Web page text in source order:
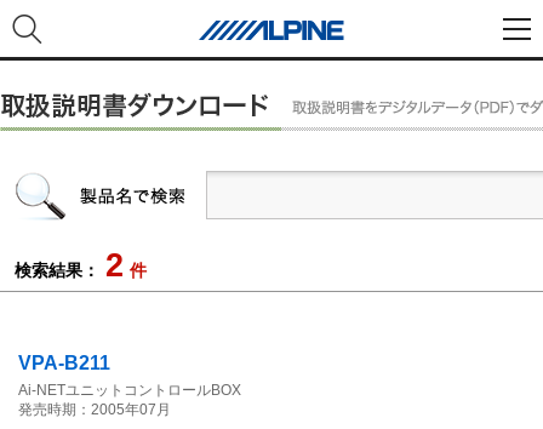
検索結果： 2 件
VPA-B211
Ai-NETユニットコントロールBOX
発売時期：2005年07月